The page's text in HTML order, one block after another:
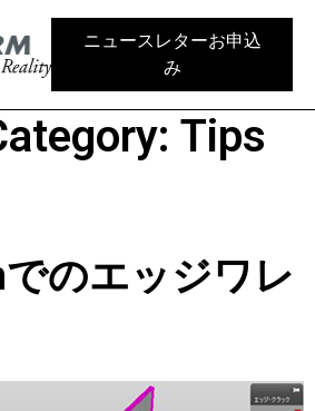
ニュースレターお申込
み
Tips
のエッジワレ